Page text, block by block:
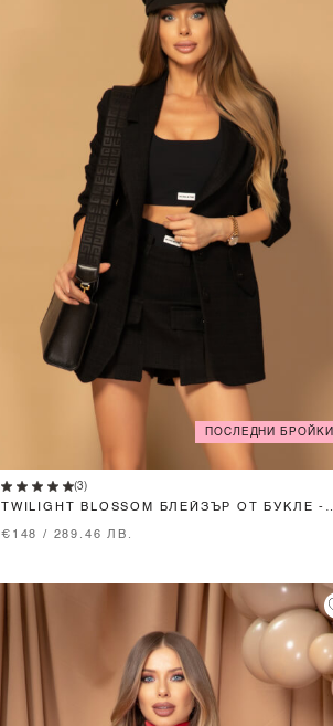
ПОСЛЕДНИ БРОЙКИ
M
(3)
TWILIGHT BLOSSOM БЛЕЙЗЪР ОТ БУКЛЕ -
€148 / 289.46 ЛВ.